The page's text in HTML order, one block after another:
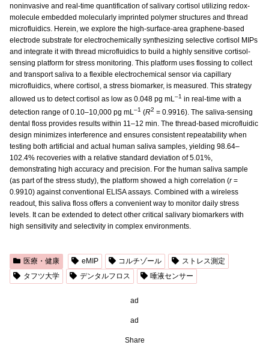
noninvasive and real-time quantification of salivary cortisol utilizing redox-
molecule embedded molecularly imprinted polymer structures and thread
microfluidics. Herein, we explore the high-surface-area graphene-based
electrode substrate for electrochemically synthesizing selective cortisol MIPs
and integrate it with thread microfluidics to build a highly sensitive cortisol-
sensing platform for stress monitoring. This platform uses flossing to collect
and transport saliva to a flexible electrochemical sensor via capillary
microfluidics, where cortisol, a stress biomarker, is measured. This strategy
allowed us to detect cortisol as low as 0.048 pg mL–1 in real-time with a
detection range of 0.10–10,000 pg mL–1 (R2 = 0.9916). The saliva-sensing
dental floss provides results within 11–12 min. The thread-based microfluidic
design minimizes interference and ensures consistent repeatability when
testing both artificial and actual human saliva samples, yielding 98.64–
102.4% recoveries with a relative standard deviation of 5.01%,
demonstrating high accuracy and precision. For the human saliva sample
(as part of the stress study), the platform showed a high correlation (r=
0.9910) against conventional ELISA assays. Combined with a wireless
readout, this saliva floss offers a convenient way to monitor daily stress
levels. It can be extended to detect other critical salivary biomarkers with
high sensitivity and selectivity in complex environments.
医療・健康 eMIP コルチゾール
ストレス測定
タフツ大学
デンタルフロス 唾液センサー
ad
ad
Share